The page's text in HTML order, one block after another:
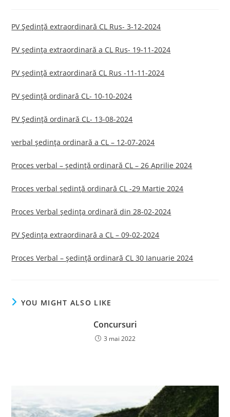
PV Ședință extraordinară CL Rus- 3-12-2024
PV ședința extraordinară a CL Rus- 19-11-2024
PV ședință extraordinară CL Rus -11-11-2024
PV ședință ordinară CL- 10-10-2024
PV Ședință ordinară CL- 13-08-2024
verbal ședința ordinară a CL – 12-07-2024
Proces verbal – ședință ordinară CL – 26 Aprilie 2024
Proces verbal ședință ordinară CL -29 Martie 2024
Proces Verbal ședința ordinară din 28-02-2024
PV Ședința extraordinară a CL – 09-02-2024
Proces Verbal – ședință ordinară CL 30 Ianuarie 2024
YOU MIGHT ALSO LIKE
Concursuri
3 mai 2022